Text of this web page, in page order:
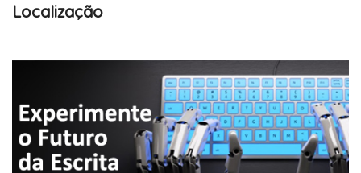
Localização